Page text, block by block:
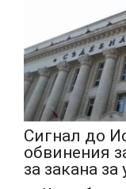
Сигнал до
обвинения
за закана за